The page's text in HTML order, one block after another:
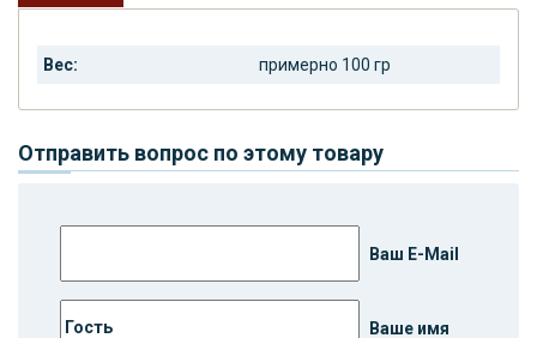
Вес: примерно 100 гр
Отправить вопрос по этому товару
Ваш E-Mail
Ваше имя